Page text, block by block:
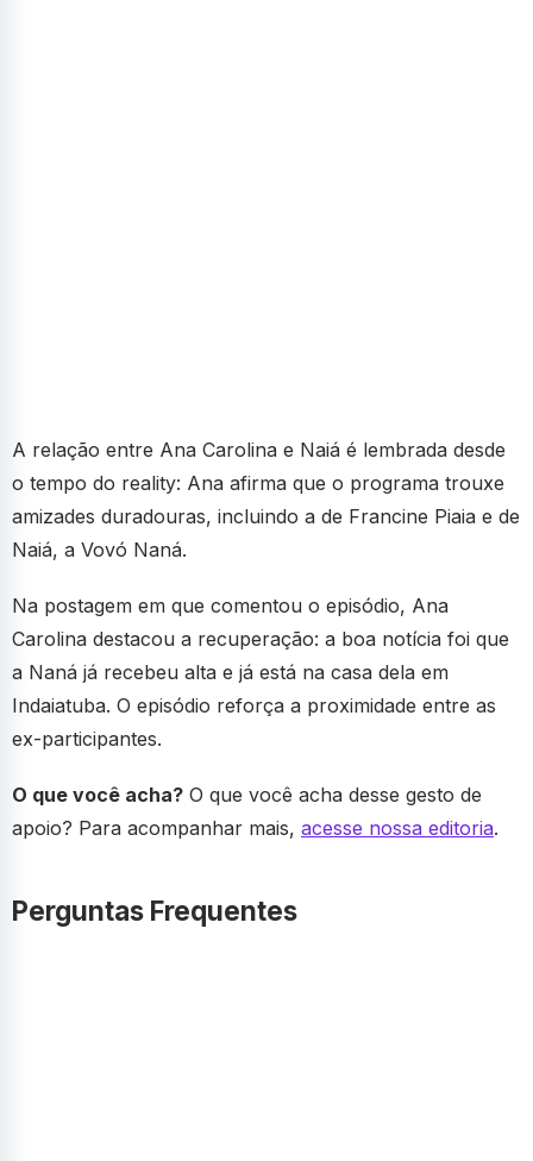
A relação entre Ana Carolina e Naiá é lembrada desde
o tempo do reality: Ana afirma que o programa trouxe
amizades duradouras, incluindo a de Francine Piaia e de
Naiá, a Vovó Naná.
Na postagem em que comentou o episódio, Ana
Carolina destacou a recuperação: a boa notícia foi que
a Naná já recebeu alta e já está na casa dela em
Indaiatuba. O episódio reforça a proximidade entre as
ex-participantes.
O que você acha? O que você acha desse gesto de
apoio? Para acompanhar mais, acesse nossa editoria.
Perguntas Frequentes